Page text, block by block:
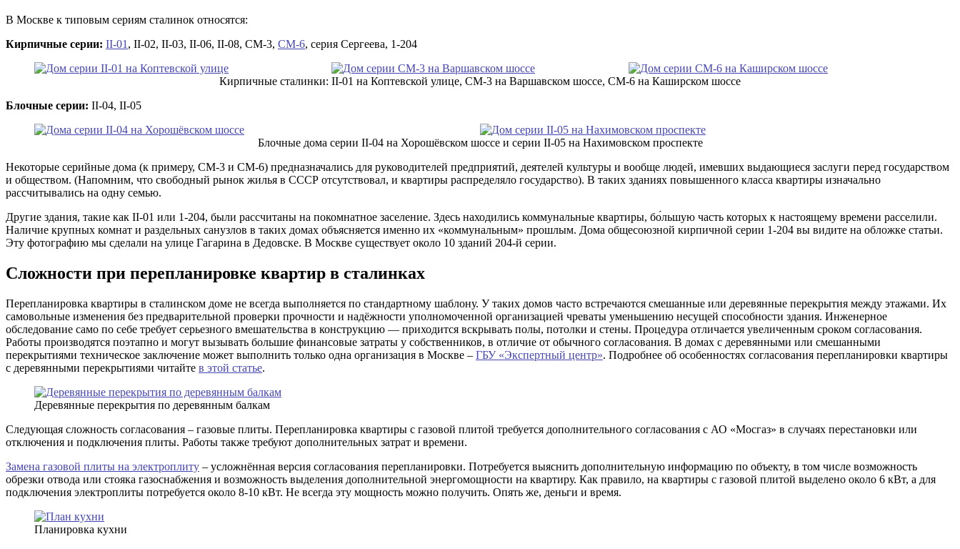
В Москве к типовым сериям сталинок относятся:
Кирпичные серии: II-01 , II-02, II-03, II-06, II-08, СМ-3, СМ-6, серия Сергеева, 1-204
Кирпичные сталинки: II-01 на Коптевской улице, СМ-3 на Варшавском шоссе, СМ-6 на Каширском шоссе
Блочные серии: II-04, II-05
Блочные дома серии II-04 на Хорошёвском шоссе и серии II-05 на Нахимовском проспекте
Некоторые серийные дома (к примеру, СМ-3 и СМ-6) предназначались для руководителей предприятий, деятелей культуры и вообще людей, имевших выдающиеся заслуги перед государством
и обществом. (Напомним, что свободный рынок жилья в СССР отсутствовал, и квартиры распределяло государство). В таких зданиях повышенного класса квартиры изначально
рассчитывались на одну семью.
Другие здания, такие как II-01 или 1-204, были рассчитаны на покомнатное заселение. Здесь находились коммунальные квартиры, бо́льшую часть которых к настоящему времени расселили.
Наличие крупных комнат и раздельных санузлов в таких домах объясняется именно их «коммунальным» прошлым. Дома общесоюзной кирпичной серии 1-204 вы видите на обложке статьи.
Эту фотографию мы сделали на улице Гагарина в Дедовске. В Москве существует около 10 зданий 204-й серии.
Сложности при перепланировке квартир в сталинках
Перепланировка квартиры в сталинском доме не всегда выполняется по стандартному шаблону. У таких домов часто встречаются смешанные или деревянные перекрытия между этажами. Их
самовольные изменения без предварительной проверки прочности и надёжности уполномоченной организацией чреваты уменьшению несущей способности здания. Инженерное
обследование само по себе требует серьезного вмешательства в конструкцию — приходится вскрывать полы, потолки и стены. Процедура отличается увеличенным сроком согласования.
Работы производятся поэтапно и могут вызывать большие финансовые затраты у собственников, в отличие от обычного согласования. В домах с деревянными или смешанными
перекрытиями техническое заключение может выполнить только одна организация в Москве – ГБУ «Экспертный центр». Подробнее об особенностях согласования перепланировки квартиры
с деревянными перекрытиями читайте в этой статье.
Деревянные перекрытия по деревянным балкам
Следующая сложность согласования – газовые плиты. Перепланировка квартиры с газовой плитой требуется дополнительного согласования с АО «Мосгаз» в случаях перестановки или
отключения и подключения плиты. Работы также требуют дополнительных затрат и времени.
Замена газовой плиты на электроплиту – усложнённая версия согласования перепланировки. Потребуется выяснить дополнительную информацию по объекту, в том числе возможность
обрезки отвода или стояка газоснабжения и возможность выделения дополнительной энергомощности на квартиру. Как правило, на квартиры с газовой плитой выделено около 6 кВт, а для
подключения электроплиты потребуется около 8-10 кВт. Не всегда эту мощность можно получить. Опять же, деньги и время.
Планировка кухни